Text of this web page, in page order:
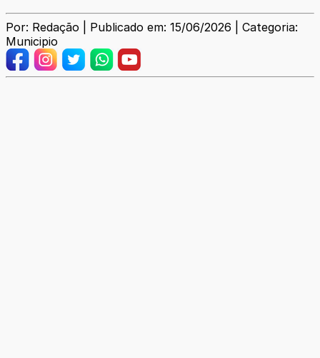
Por: Redação | Publicado em: 15/06/2026 | Categoria:
Municipio